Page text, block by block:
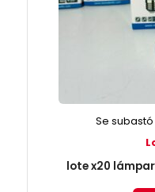
Se
lote x20